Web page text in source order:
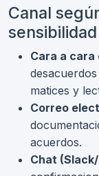
Canal
sensibilidad
Cara a cara
matices y
Correo
acuerdos.
Chat